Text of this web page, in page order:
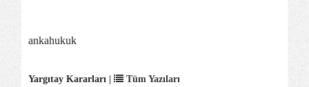
ankahukuk
Yargıtay Kararları | Tüm Yazıları